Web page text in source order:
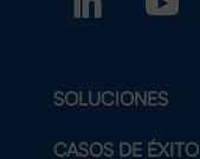
SOLUCIONES
CASOS DE ÉXITO